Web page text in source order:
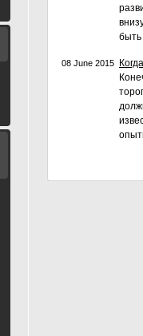
быть
08 June 2015